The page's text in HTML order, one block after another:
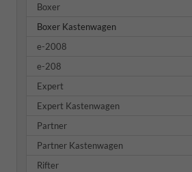
Boxer
Boxer Kastenwagen
e-2008
e-208
Expert
Expert Kastenwagen
Partner
Partner Kastenwagen
Rifter